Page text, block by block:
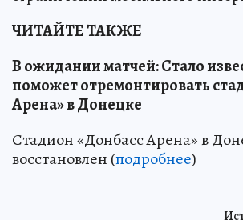
ЧИТАЙТЕ ТАКЖЕ
В ожидании матчей: Стало
поможет отремонтировать
Арена» в Донецке
Стадион «Донбасс Арена» в
восстановлен (подробнее)